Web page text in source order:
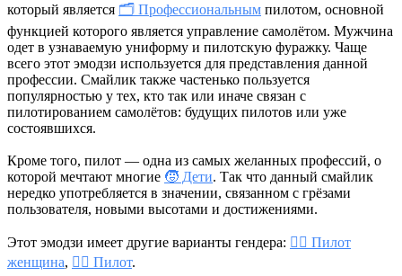
который является 🗂 Профессиональным пилотом, основной
функцией которого является управление самолётом. Мужчина
одет в узнаваемую униформу и пилотскую фуражку. Чаще
всего этот эмодзи используется для представления данной
профессии. Смайлик также частенько пользуется
популярностью у тех, кто так или иначе связан с
пилотированием самолётов: будущих пилотов или уже
состоявшихся.
Кроме того, пилот — одна из самых желанных профессий, о
которой мечтают многие 🧒 Дети. Так что данный смайлик
нередко употребляется в значении, связанном с грёзами
пользователя, новыми высотами и достижениями.
Этот эмодзи имеет другие варианты гендера: 👩‍✈️ Пилот
женщина, 🧑‍✈️ Пилот.